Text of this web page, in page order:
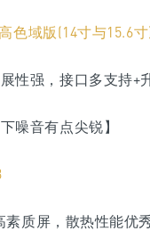
色域版(14寸与15.6寸
性强，接口多支持+
噪音有点尖锐】
素质屏，散热性能优